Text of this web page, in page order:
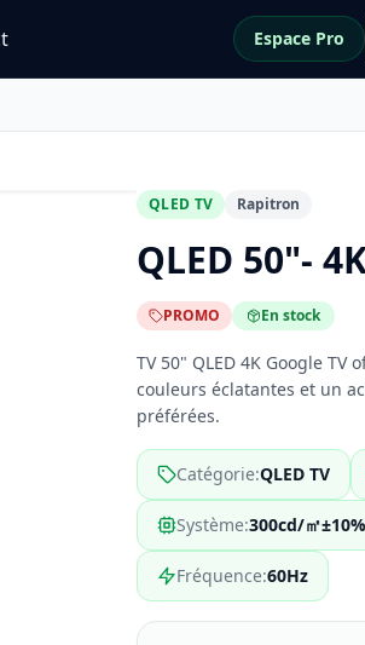
Espace Pro
QLED TV Rapitron
QLED 50"-
PROMO En stock
TV 50" QLED 4K Google
couleurs éclatantes et un
préférées.
Catégorie:QLED TV
Système:300cd/㎡±10%
Fréquence:60Hz